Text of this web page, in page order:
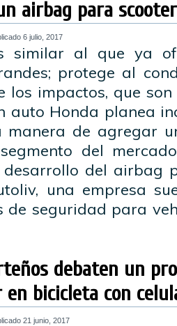
airbag para
6 julio, 2017
similar al que ya
protege al
los impactos, que
auto Honda planea
manera de agregar
del
desarrollo del airbag
una empresa
de seguridad para
debaten un
bicicleta con
21 junio, 2017